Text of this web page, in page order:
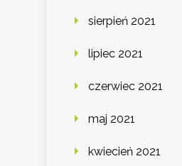
sierpień 2021
lipiec 2021
czerwiec 2021
maj 2021
kwiecień 2021